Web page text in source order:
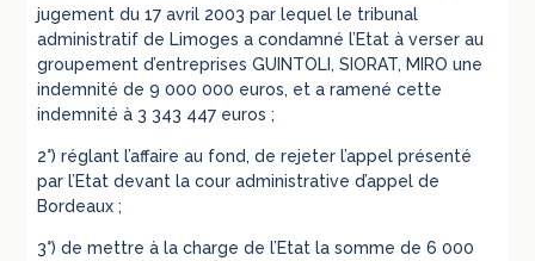
jugement du 17 avril 2003 par lequel le tribunal
administratif de Limoges a condamné l’Etat à verser au
groupement d’entreprises GUINTOLI, SIORAT, MIRO une
indemnité de 9 000 000 euros, et a ramené cette
indemnité à 3 343 447 euros ;
2°) réglant l’affaire au fond, de rejeter l’appel présenté
par l’Etat devant la cour administrative d’appel de
Bordeaux ;
3°) de mettre à la charge de l’Etat la somme de 6 000